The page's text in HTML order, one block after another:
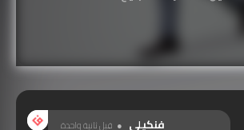
فنكيلي قبل ثانية واحدة